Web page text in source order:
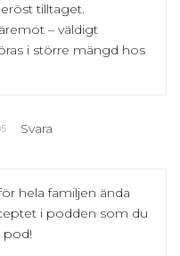
tilltaget.
– väldigt
i större mängd hos
Svara
hela familjen ända
i podden som du
pod!